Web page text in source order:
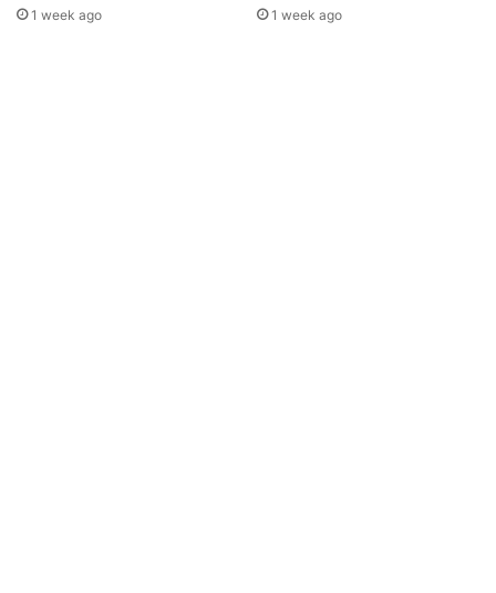
1 week ago 1 week ago